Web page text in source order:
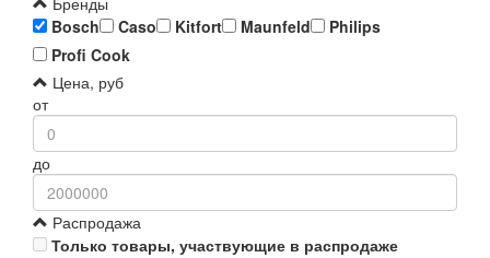
Bosch
Caso Kitfort Maunfeld
Philips
Profi Cook
Цена, руб
от
до
Распродажа
Только товары, участвующие в распродаже